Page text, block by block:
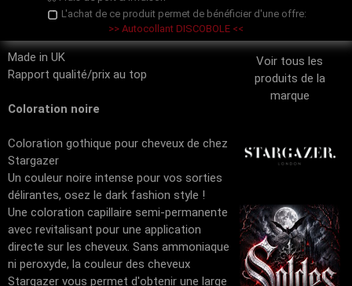
L'achat de ce produit permet de bénéficier d'une offre:
>> Autocollant DISCOBOLE <<
Voir tous les
produits de la
marque
Made in UK
Rapport qualité/prix au top
Coloration noire
Coloration gothique pour cheveux de chez
Stargazer
Un couleur noire intense pour vos sorties
délirantes, osez le dark fashion style !
Une coloration capillaire semi-permanente
avec revitalisant pour une application
directe sur les cheveux. Sans ammoniaque
ni peroxyde, la couleur des cheveux
Stargazer vous permet d'obtenir une large